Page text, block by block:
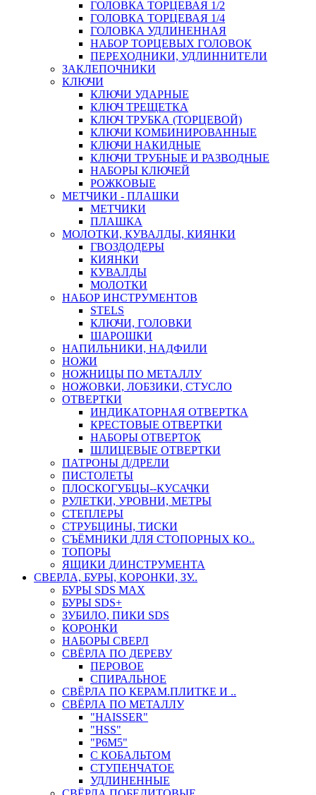
ГОЛОВКА ТОРЦЕВАЯ 1/2
ГОЛОВКА ТОРЦЕВАЯ 1/4
ГОЛОВКА УДЛИНЕННАЯ
НАБОР ТОРЦЕВЫХ ГОЛОВОК
ПЕРЕХОДНИКИ, УДЛИННИТЕЛИ
ЗАКЛЕПОЧНИКИ
КЛЮЧИ
КЛЮЧИ УДАРНЫЕ
КЛЮЧ ТРЕЩЕТКА
КЛЮЧ ТРУБКА (ТОРЦЕВОЙ)
КЛЮЧИ КОМБИНИРОВАННЫЕ
КЛЮЧИ НАКИДНЫЕ
КЛЮЧИ ТРУБНЫЕ И РАЗВОДНЫЕ
НАБОРЫ КЛЮЧЕЙ
РОЖКОВЫЕ
МЕТЧИКИ - ПЛАШКИ
МЕТЧИКИ
ПЛАШКА
МОЛОТКИ, КУВАЛДЫ, КИЯНКИ
ГВОЗДОДЕРЫ
КИЯНКИ
КУВАЛДЫ
МОЛОТКИ
НАБОР ИНСТРУМЕНТОВ
STELS
КЛЮЧИ, ГОЛОВКИ
ШАРОШКИ
НАПИЛЬНИКИ, НАДФИЛИ
НОЖИ
НОЖНИЦЫ ПО МЕТАЛЛУ
НОЖОВКИ, ЛОБЗИКИ, СТУСЛО
ОТВЕРТКИ
ИНДИКАТОРНАЯ ОТВЕРТКА
КРЕСТОВЫЕ ОТВЕРТКИ
НАБОРЫ ОТВЕРТОК
ШЛИЦЕВЫЕ ОТВЕРТКИ
ПАТРОНЫ Д/ДРЕЛИ
ПИСТОЛЕТЫ
ПЛОСКОГУБЦЫ--КУСАЧКИ
РУЛЕТКИ, УРОВНИ, МЕТРЫ
СТЕПЛЕРЫ
СТРУБЦИНЫ, ТИСКИ
СЪЁМНИКИ ДЛЯ СТОПОРНЫХ КО..
ТОПОРЫ
ЯЩИКИ Д/ИНСТРУМЕНТА
СВЕРЛА, БУРЫ, КОРОНКИ, ЗУ..
БУРЫ SDS MAX
БУРЫ SDS+
ЗУБИЛО, ПИКИ SDS
КОРОНКИ
НАБОРЫ СВЕРЛ
СВЁРЛА ПО ДЕРЕВУ
ПЕРОВОЕ
СПИРАЛЬНОЕ
СВЁРЛА ПО КЕРАМ.ПЛИТКЕ И ..
СВЁРЛА ПО МЕТАЛЛУ
"HAISSER"
"HSS"
"Р6М5"
С КОБАЛЬТОМ
СТУПЕНЧАТОЕ
УДЛИНЕННЫЕ